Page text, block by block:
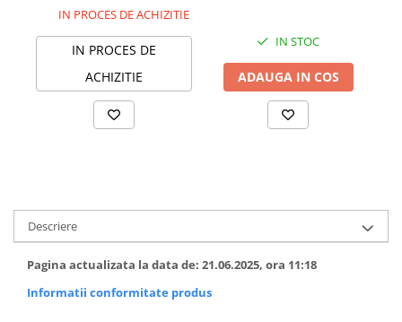
IN PROCES DE ACHIZITIE
IN PROCES DE
ACHIZITIE
IN STOC
ADAUGA IN COS
Descriere
Pagina actualizata la data de: 21.06.2025, ora 11:18
Informatii conformitate produs